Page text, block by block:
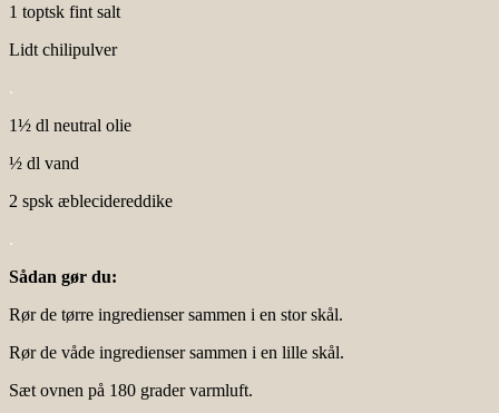
1 toptsk fint salt
Lidt chilipulver
.
1½ dl neutral olie
½ dl vand
2 spsk æblecidereddike
.
Sådan gør du:
Rør de tørre ingredienser sammen i en stor skål.
Rør de våde ingredienser sammen i en lille skål.
Sæt ovnen på 180 grader varmluft.